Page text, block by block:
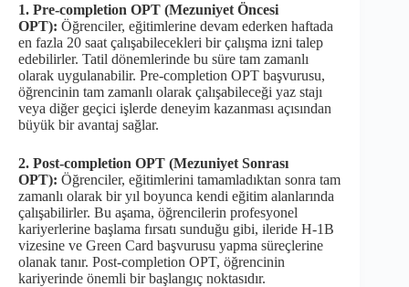
1. Pre-completion OPT (Mezuniyet Öncesi
OPT): Öğrenciler, eğitimlerine devam ederken haftada
en fazla 20 saat çalışabilecekleri bir çalışma izni talep
edebilirler. Tatil dönemlerinde bu süre tam zamanlı
olarak uygulanabilir. Pre-completion OPT başvurusu,
öğrencinin tam zamanlı olarak çalışabileceği yaz stajı
veya diğer geçici işlerde deneyim kazanması açısından
büyük bir avantaj sağlar.
2. Post-completion OPT (Mezuniyet Sonrası
OPT): Öğrenciler, eğitimlerini tamamladıktan sonra tam
zamanlı olarak bir yıl boyunca kendi eğitim alanlarında
çalışabilirler. Bu aşama, öğrencilerin profesyonel
kariyerlerine başlama fırsatı sunduğu gibi, ileride H-1B
vizesine ve Green Card başvurusu yapma süreçlerine
olanak tanır. Post-completion OPT, öğrencinin
kariyerinde önemli bir başlangıç noktasıdır.